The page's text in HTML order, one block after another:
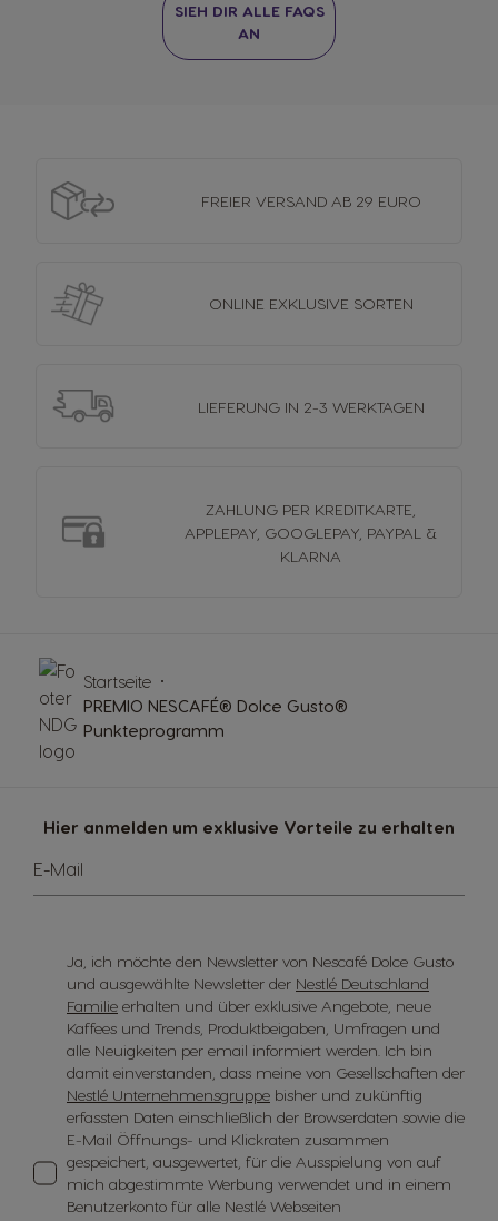
SIEH DIR ALLE FAQS
AN
FREIER VERSANDAB 29 EURO
ONLINE EXKLUSIVE SORTEN
LIEFERUNGIN 2-3 WERKTAGEN
ZAHLUNG PER KREDITKARTE,
APPLEPAY, GOOGLEPAY, PAYPAL &
KLARNA
Hier anmelden um exklusive Vorteile zu erhalten
E-Mail
Ja, ich möchte den Newsletter von Nescafé Dolce Gusto
und ausgewählte Newsletter der Nestlé Deutschland
Familie erhalten und über exklusive Angebote, neue
Kaffees und Trends, Produktbeigaben, Umfragen und
alle Neuigkeiten per email informiert werden. Ich bin
damit einverstanden, dass meine von Gesellschaften der
Nestlé Unternehmensgruppe bisher und zukünftig
erfassten Daten einschließlich der Browserdaten sowie die
E-Mail Öffnungs- und Klickraten zusammen
gespeichert, ausgewertet, für die Ausspielung von auf
mich abgestimmte Werbung verwendet und in einem
Benutzerkonto für alle Nestlé Webseiten
Startseite
PREMIO NESCAFÉ® Dolce Gusto®
Punkteprogramm